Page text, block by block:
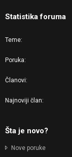
Statistika foruma
Teme
Poruka
Članovi
Najnoviji član
Šta je novo?
Nove poruke